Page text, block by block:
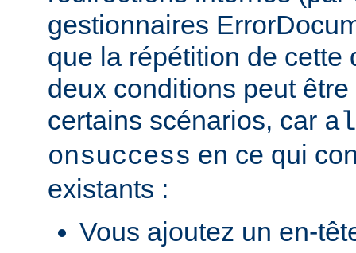
gestionnaires
que la répétition de cette
deux conditions peut
certains scénarios, car
onsuccess en ce qui
existants :
Vous ajoutez un en-